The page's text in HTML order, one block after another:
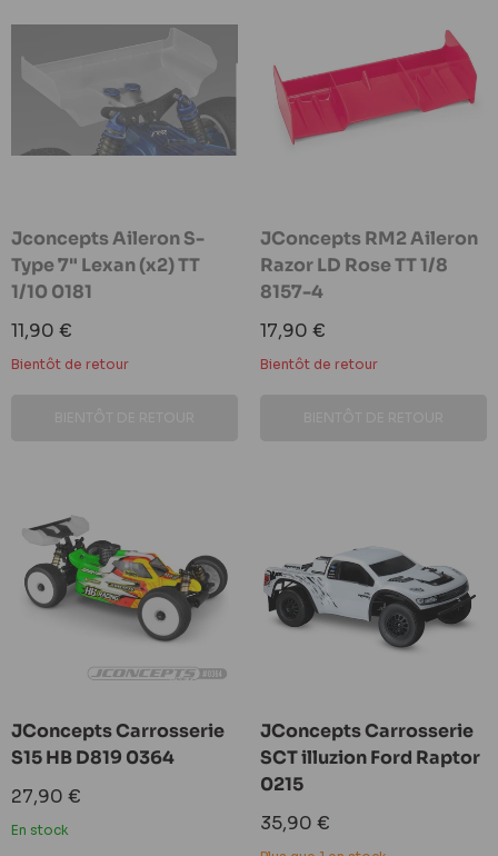
Jconcepts Aileron S-
Type 7" Lexan (x2) TT
1/10 0181
Prix
réduit
11,90 €
Bientôt de retour
JConcepts RM2 Aileron
Razor LD Rose TT 1/8
8157-4
Prix
réduit
17,90 €
Bientôt de retour
JConcepts Carrosserie
S15 HB D819 0364
Prix
réduit
27,90 €
En stock
JConcepts Carrosserie
SCT illuzion Ford Raptor
0215
Prix
réduit
35,90 €